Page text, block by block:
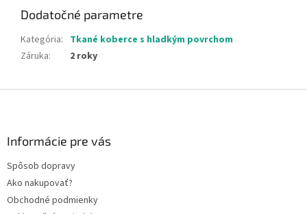
Dodatočné parametre
Kategória: Tkané koberce s hladkým povrchom
Záruka: 2 roky
Informácie pre vás
Spôsob dopravy
Ako nakupovať?
Obchodné podmienky